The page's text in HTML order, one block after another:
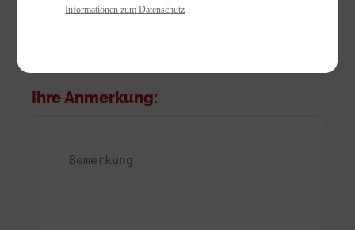
Ihre Anmerkung:
Informationen zum Datenschutz